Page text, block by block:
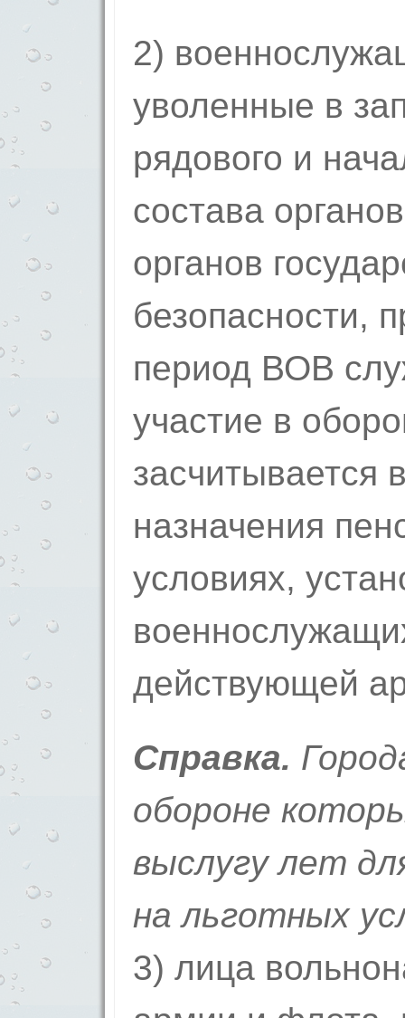
2)
уволенные в
рядового и
состава
органов
безопасности,
период ВОВ
участие в
засчитывается
назначения
условиях,
действующей
Справка.
обороне
выслугу лет
на льготных
3) лица